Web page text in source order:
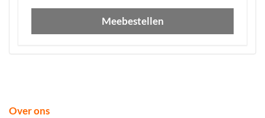
Meebestellen
Over ons